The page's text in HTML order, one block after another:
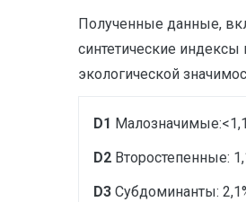
Полученные данные,
синтетические
экологической
D1
D2 Второстепенные:
D3 Субдоминанты: